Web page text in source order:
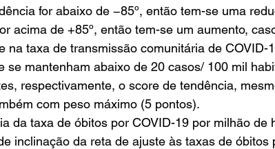
for abaixo de −85º, então tem-se uma
acima de +85º, então tem-se um aumento,
na taxa de transmissão comunitária de COVID-
se mantenham abaixo de 20 casos/ 100 mil
respectivamente, o score de tendência,
com peso máximo (5 pontos).
da taxa de óbitos por COVID-19 por milhão de
inclinação da reta de ajuste às taxas de óbitos